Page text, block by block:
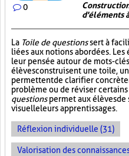
0
d'éléments
La Toile de questionssert à
liées aux notions abordées.
leur pensée autour de mots-
élèves construisent une toile,
permettent de clarifier
problème ou de réviser
questionspermet aux élèves de
visuelle leurs apprentissages.
Réflexion individuelle (31)
Valorisation des